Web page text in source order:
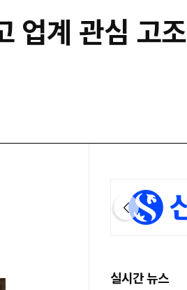
업계 관심 고조
실시간 뉴스